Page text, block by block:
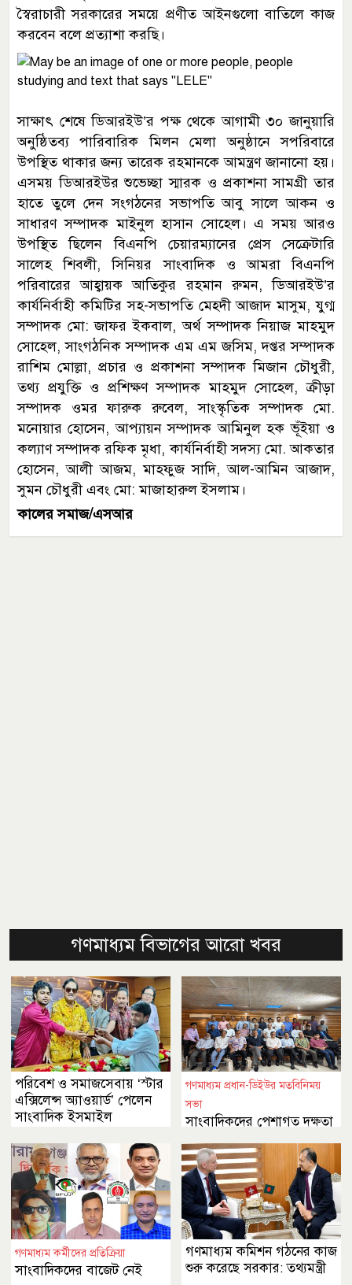
স্বৈরাচারী সরকারের সময়ে প্রণীত আইনগুলো বাতিলে কাজ
করবেন বলে প্রত্যাশা করছি।
সাক্ষাৎ শেষে ডিআরইউ’র পক্ষ থেকে আগামী ৩০ জানুয়ারি
অনুষ্ঠিতব্য পারিবারিক মিলন মেলা অনুষ্ঠানে সপরিবারে
উপস্থিত থাকার জন্য তারেক রহমানকে আমন্ত্রণ জানানো হয়।
এসময় ডিআরইউর শুভেচ্ছা স্মারক ও প্রকাশনা সামগ্রী তার
হাতে তুলে দেন সংগঠনের সভাপতি আবু সালে আকন ও
সাধারণ সম্পাদক মাইনুল হাসান সোহেল। এ সময় আরও
উপস্থিত ছিলেন বিএনপি চেয়ারম্যানের প্রেস সেক্রেটারি
সালেহ শিবলী, সিনিয়র সাংবাদিক ও আমরা বিএনপি
পরিবারের আহ্বায়ক আতিকুর রহমান রুমন, ডিআরইউ’র
কার্যনির্বাহী কমিটির সহ-সভাপতি মেহ্দী আজাদ মাসুম, যুগ্ম
সম্পাদক মো: জাফর ইকবাল, অর্থ সম্পাদক নিয়াজ মাহমুদ
সোহেল, সাংগঠনিক সম্পাদক এম এম জসিম, দপ্তর সম্পাদক
রাশিম মোল্লা, প্রচার ও প্রকাশনা সম্পাদক মিজান চৌধুরী,
তথ্য প্রযুক্তি ও প্রশিক্ষণ সম্পাদক মাহমুদ সোহেল, ক্রীড়া
সম্পাদক ওমর ফারুক রুবেল, সাংস্কৃতিক সম্পাদক মো.
মনোয়ার হোসেন, আপ্যায়ন সম্পাদক আমিনুল হক ভূঁইয়া ও
কল্যাণ সম্পাদক রফিক মৃধা, কার্যনির্বাহী সদস্য মো. আকতার
হোসেন, আলী আজম, মাহফুজ সাদি, আল-আমিন আজাদ,
সুমন চৌধুরী এবং মো: মাজাহারুল ইসলাম।
কালের সমাজ/এসআর
গণমাধ্যম বিভাগের আরো খবর
পরিবেশ ও সমাজসেবায় ‘স্টার
এক্সিলেন্স অ্যাওয়ার্ড’ পেলেন
সাংবাদিক ইসমাইল
গণমাধ্যম প্রধান-ডিইউর মতবিনিময়
সভা
সাংবাদিকদের পেশাগত দক্ষতা
আহ্বান
গণমাধ্যম কর্মীদের প্রতিক্রিয়া
সাংবাদিকদের বাজেট নেই
গণমাধ্যম কমিশন গঠনের কাজ
শুরু করেছে সরকার: তথ্যমন্ত্রী